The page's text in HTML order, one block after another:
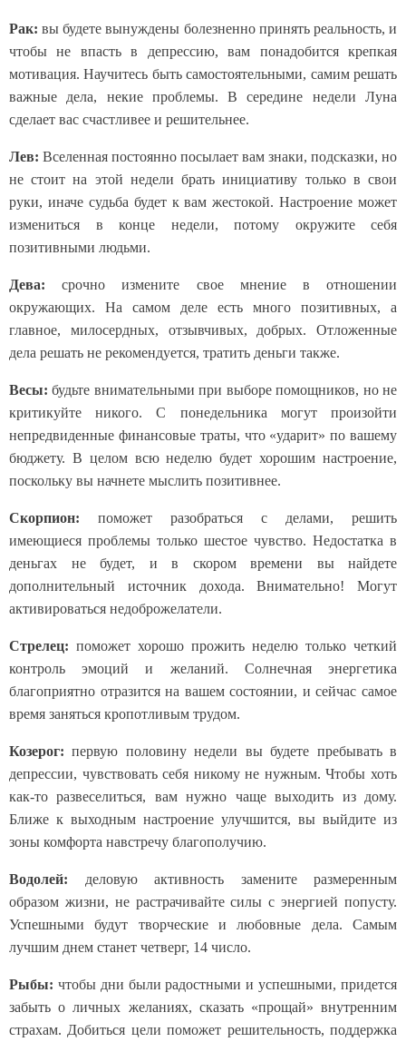
Рак: вы будете вынуждены болезненно принять реальность, и
чтобы не впасть в депрессию, вам понадобится крепкая
мотивация. Научитесь быть самостоятельными, самим решать
важные дела, некие проблемы. В середине недели Луна
сделает вас счастливее и решительнее.
Лев: Вселенная постоянно посылает вам знаки, подсказки, но
не стоит на этой недели брать инициативу только в свои
руки, иначе судьба будет к вам жестокой. Настроение может
измениться в конце недели, потому окружите себя
позитивными людьми.
Дева: срочно измените свое мнение в отношении
окружающих. На самом деле есть много позитивных, а
главное, милосердных, отзывчивых, добрых. Отложенные
дела решать не рекомендуется, тратить деньги также.
Весы: будьте внимательными при выборе помощников, но не
критикуйте никого. С понедельника могут произойти
непредвиденные финансовые траты, что «ударит» по вашему
бюджету. В целом всю неделю будет хорошим настроение,
поскольку вы начнете мыслить позитивнее.
Скорпион: поможет разобраться с делами, решить
имеющиеся проблемы только шестое чувство. Недостатка в
деньгах не будет, и в скором времени вы найдете
дополнительный источник дохода. Внимательно! Могут
активироваться недоброжелатели.
Стрелец: поможет хорошо прожить неделю только четкий
контроль эмоций и желаний. Солнечная энергетика
благоприятно отразится на вашем состоянии, и сейчас самое
время заняться кропотливым трудом.
Козерог: первую половину недели вы будете пребывать в
депрессии, чувствовать себя никому не нужным. Чтобы хоть
как-то развеселиться, вам нужно чаще выходить из дому.
Ближе к выходным настроение улучшится, вы выйдите из
зоны комфорта навстречу благополучию.
Водолей: деловую активность замените размеренным
образом жизни, не растрачивайте силы с энергией попусту.
Успешными будут творческие и любовные дела. Самым
лучшим днем станет четверг, 14 число.
Рыбы: чтобы дни были радостными и успешными, придется
забыть о личных желаниях, сказать «прощай» внутренним
страхам. Добиться цели поможет решительность, поддержка